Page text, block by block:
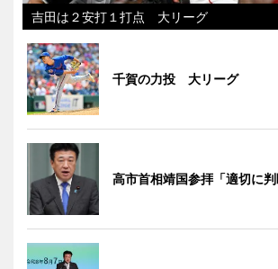
吉田は２安打１打点 大リーグ
千賀の力投 大リーグ
高市首相靖国参拝「適切に判